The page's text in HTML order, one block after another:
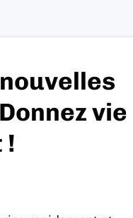
vie
!